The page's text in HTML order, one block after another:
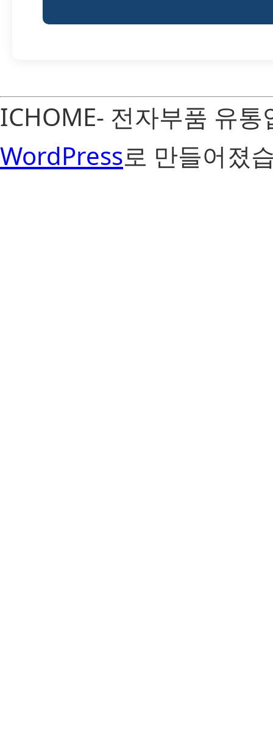
ICHOME- 전자부품 유
WordPress로 만들어졌